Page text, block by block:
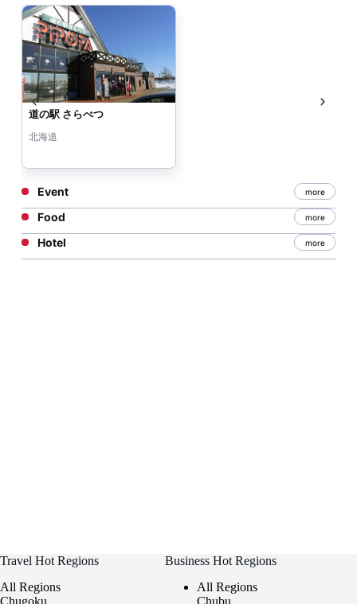
道の駅 さらべつ
北海道
Event more
Food more
Hotel more
Travel Hot Regions
All Regions
Business Hot Regions
All Regions